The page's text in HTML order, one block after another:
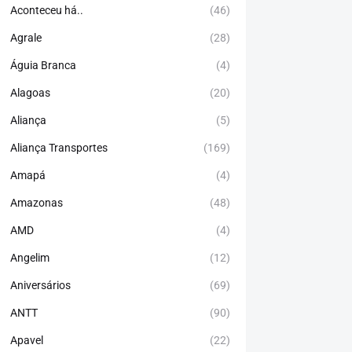
Aconteceu há.. (46)
Agrale (28)
Águia Branca (4)
Alagoas (20)
Aliança (5)
Aliança Transportes (169)
Amapá (4)
Amazonas (48)
AMD (4)
Angelim (12)
Aniversários (69)
ANTT (90)
Apavel (22)